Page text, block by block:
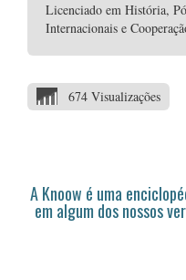
Licenciado em História,
Internacionais e
674 Visualizações
A Knoow é uma
em algum dos nossos